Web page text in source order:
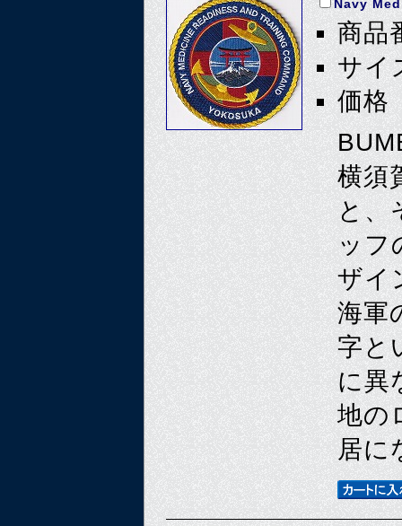
Navy
商品
サイ
価格
横須
と、
ッフ
ザイ
海軍
字と
に異
地の
居に